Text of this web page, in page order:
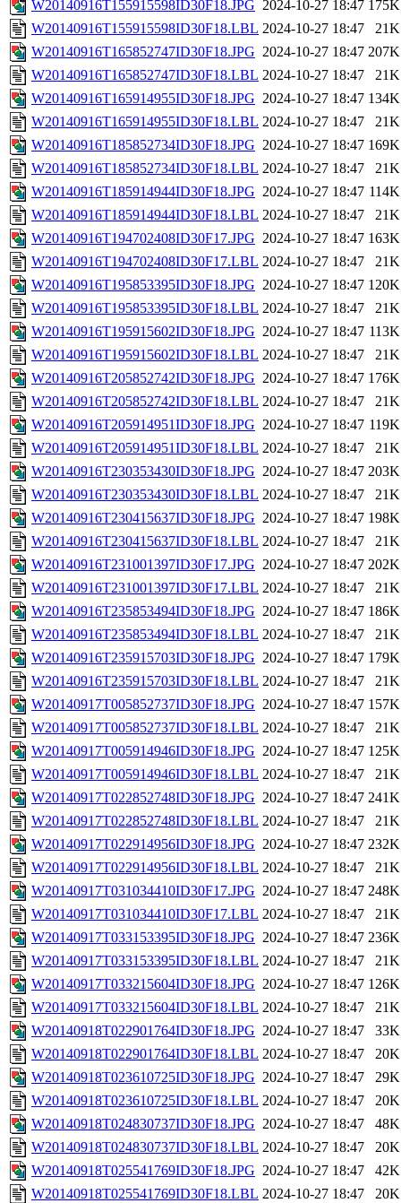
W20140916T155915598ID30F18.JPG 2024-10-27 18:47 175K
W20140916T155915598ID30F18.LBL 2024-10-27 18:47
21K
W20140916T165852747ID30F18.JPG 2024-10-27 18:47 207K
W20140916T165852747ID30F18.LBL 2024-10-27 18:47
21K
W20140916T165914955ID30F18.JPG 2024-10-27 18:47 134K
W20140916T165914955ID30F18.LBL 2024-10-27 18:47
21K
W20140916T185852734ID30F18.JPG 2024-10-27 18:47 169K
W20140916T185852734ID30F18.LBL 2024-10-27 18:47
21K
W20140916T185914944ID30F18.JPG 2024-10-27 18:47 114K
W20140916T185914944ID30F18.LBL 2024-10-27 18:47
21K
W20140916T194702408ID30F17.JPG 2024-10-27 18:47 163K
W20140916T194702408ID30F17.LBL 2024-10-27 18:47
21K
W20140916T195853395ID30F18.JPG 2024-10-27 18:47 120K
W20140916T195853395ID30F18.LBL 2024-10-27 18:47
21K
W20140916T195915602ID30F18.JPG 2024-10-27 18:47 113K
W20140916T195915602ID30F18.LBL 2024-10-27 18:47
21K
W20140916T205852742ID30F18.JPG 2024-10-27 18:47 176K
W20140916T205852742ID30F18.LBL 2024-10-27 18:47
21K
W20140916T205914951ID30F18.JPG 2024-10-27 18:47 119K
W20140916T205914951ID30F18.LBL 2024-10-27 18:47
21K
W20140916T230353430ID30F18.JPG 2024-10-27 18:47 203K
W20140916T230353430ID30F18.LBL 2024-10-27 18:47
21K
W20140916T230415637ID30F18.JPG 2024-10-27 18:47 198K
W20140916T230415637ID30F18.LBL 2024-10-27 18:47
21K
W20140916T231001397ID30F17.JPG 2024-10-27 18:47 202K
W20140916T231001397ID30F17.LBL 2024-10-27 18:47
21K
W20140916T235853494ID30F18.JPG 2024-10-27 18:47 186K
W20140916T235853494ID30F18.LBL 2024-10-27 18:47
21K
W20140916T235915703ID30F18.JPG 2024-10-27 18:47 179K
W20140916T235915703ID30F18.LBL 2024-10-27 18:47
21K
W20140917T005852737ID30F18.JPG 2024-10-27 18:47 157K
W20140917T005852737ID30F18.LBL 2024-10-27 18:47
21K
W20140917T005914946ID30F18.JPG 2024-10-27 18:47 125K
W20140917T005914946ID30F18.LBL 2024-10-27 18:47
21K
W20140917T022852748ID30F18.JPG 2024-10-27 18:47 241K
W20140917T022852748ID30F18.LBL 2024-10-27 18:47
21K
W20140917T022914956ID30F18.JPG 2024-10-27 18:47 232K
W20140917T022914956ID30F18.LBL 2024-10-27 18:47
21K
W20140917T031034410ID30F17.JPG 2024-10-27 18:47 248K
W20140917T031034410ID30F17.LBL 2024-10-27 18:47
21K
W20140917T033153395ID30F18.JPG 2024-10-27 18:47 236K
W20140917T033153395ID30F18.LBL 2024-10-27 18:47
21K
W20140917T033215604ID30F18.JPG 2024-10-27 18:47 126K
W20140917T033215604ID30F18.LBL 2024-10-27 18:47
21K
W20140918T022901764ID30F18.JPG 2024-10-27 18:47
33K
W20140918T022901764ID30F18.LBL 2024-10-27 18:47
20K
W20140918T023610725ID30F18.JPG 2024-10-27 18:47
29K
W20140918T023610725ID30F18.LBL 2024-10-27 18:47
20K
W20140918T024830737ID30F18.JPG 2024-10-27 18:47
48K
W20140918T024830737ID30F18.LBL 2024-10-27 18:47
20K
W20140918T025541769ID30F18.JPG 2024-10-27 18:47
42K
W20140918T025541769ID30F18.LBL 2024-10-27 18:47
20K